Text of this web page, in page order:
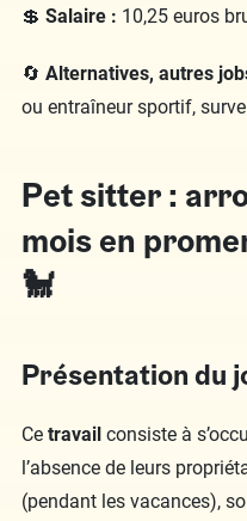
💲 Salaire : 10,25 euros
🔄 Alternatives, autres
ou entraîneur sportif,
Pet sitter :
mois en
🐩
Présentation du
Ce travail consiste à
l’absence de leurs
(pendant les vacances),